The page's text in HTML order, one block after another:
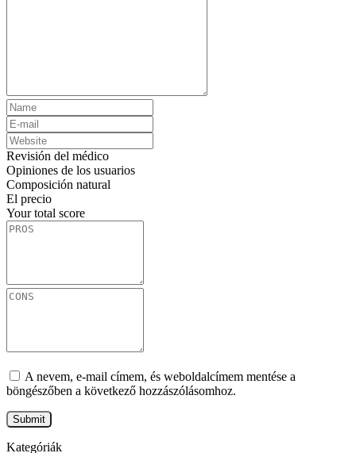
Revisión del médico
Opiniones de los usuarios
Composición natural
El precio
Your total score
A nevem, e-mail címem, és weboldalcímem mentése a
böngészőben a következő hozzászólásomhoz.
Kategóriák